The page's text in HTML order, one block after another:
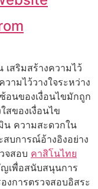
เสริมสร้างความไว้
ามไว้วางใจระหว่าง
อนของเงื่อนไขมักถูก
สของเงื่อนไข
น ความสะดวกใน
บการณ์อ้างอิงอย่าง
จสอบ คาสิโนไทย
เพื่อสนับสนุนการ
งการตรวจสอบอิสระ